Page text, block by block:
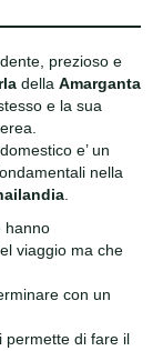
prezioso e
della Amarganta
e la sua
e’ un
nella
hanno
viaggio ma che
con un
permette di fare il